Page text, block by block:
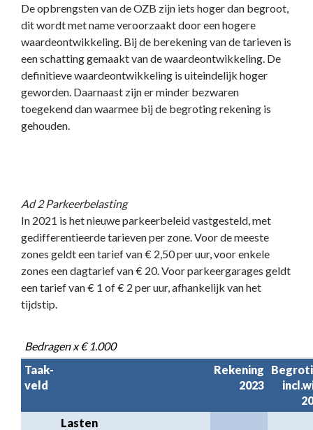
De opbrengsten van de OZB zijn iets hoger dan begroot,
dit wordt met name veroorzaakt door een hogere
waardeontwikkeling. Bij de berekening van de tarieven is
een schatting gemaakt van de waardeontwikkeling. De
definitieve waardeontwikkeling is uiteindelijk hoger
geworden. Daarnaast zijn er minder bezwaren
toegekend dan waarmee bij de begroting rekening is
gehouden.
Ad 2 Parkeerbelasting
In 2021 is het nieuwe parkeerbeleid vastgesteld, met
gedifferentieerde tarieven per zone. Voor de meeste
zones geldt een tarief van € 2,50 per uur, voor enkele
zones een dagtarief van € 20. Voor parkeergarages geldt
een tarief van € 1 of € 2 per uur, afhankelijk van het
tijdstip.
Bedragen x € 1.000
Taak-
veld
Rekening
2023
Lasten